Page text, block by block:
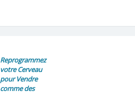
Reprogrammez
votre Cerveau
pour Vendre
comme des